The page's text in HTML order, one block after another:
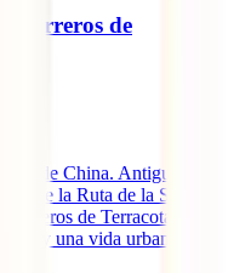
de
de China. Antigua
de la Ruta de la Seda,
de Terracota, sino
y una vida urbana